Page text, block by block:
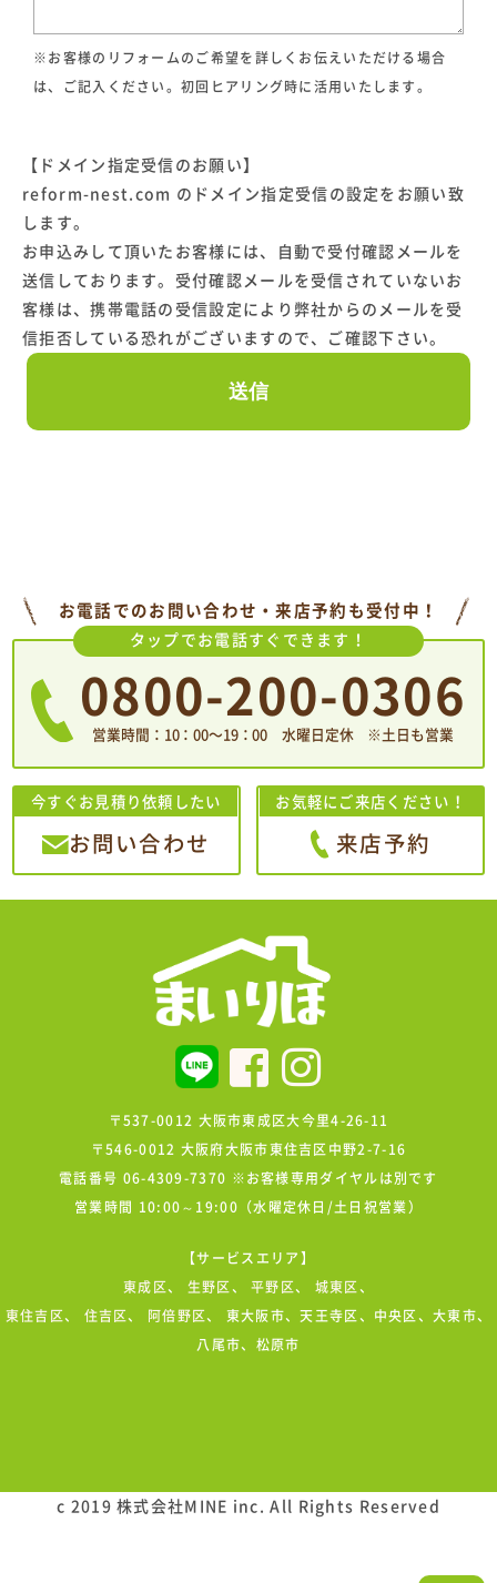
※お客様のリフォームのご希望を詳しくお伝えいただける場合
は、ご記入ください。初回ヒアリング時に活用いたします。
【ドメイン指定受信のお願い】
reform-nest.com のドメイン指定受信の設定をお願い致
します。
お申込みして頂いたお客様には、自動で受付確認メールを
送信しております。受付確認メールを受信されていないお
客様は、携帯電話の受信設定により弊社からのメールを受
信拒否している恐れがございますので、ご確認下さい。
お電話でのお問い合わせ・来店予約も受付中！
タップでお電話すぐできます！
0800-200-0306
営業時間：10：00〜19：00 水曜日定休 ※土日も営業
今すぐお見積り依頼したい
お問い合わせ
お気軽にご来店ください！
来店予約
〒537-0012 大阪市東成区大今里4-26-11
〒546-0012 大阪府大阪市東住吉区中野2-7-16
電話番号 06-4309-7370 ※お客様専用ダイヤルは別です
営業時間 10:00～19:00（水曜定休日/土日祝営業）
【サービスエリア】
東成区、 生野区 、平野区、 城東区 、
東住吉区、 住吉区、 阿倍野区、 東大阪市、天王寺区、中央区、大東市、
八尾市、松原市
c 2019 株式会社MINE inc. All Rights Reserved